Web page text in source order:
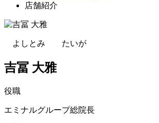
店舗紹介
よしとみ たいが
吉冨 大雅
役職
エミナルグループ総院長